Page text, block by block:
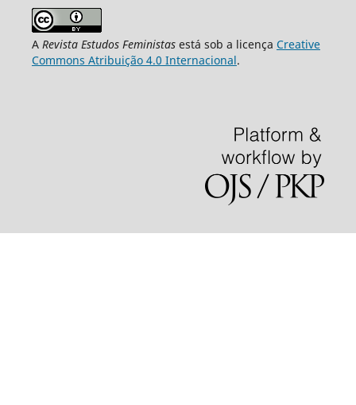
A Revista Estudos Feministasestá sob a licença Creative
Commons Atribuição 4.0 Internacional.